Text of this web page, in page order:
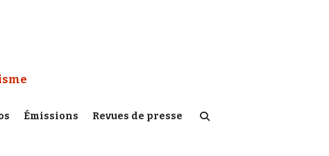
:
Émissions Revues de presse